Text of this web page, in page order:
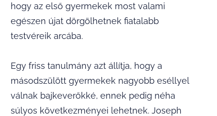
hogy az első gyermekek most valami
egészen újat dörgölhetnek fiatalabb
testvéreik arcába.
Egy friss tanulmány azt állítja, hogy a
másodszülött gyermekek nagyobb eséllyel
válnak bajkeverőkké, ennek pedig néha
súlyos következményei lehetnek. Joseph